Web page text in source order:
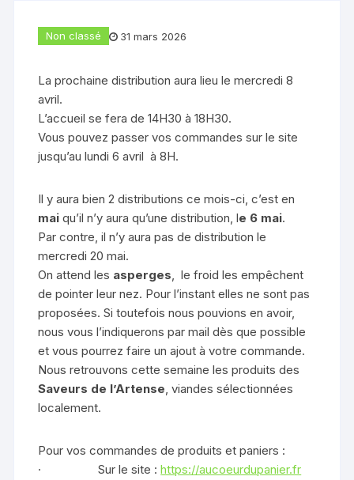
Non classé 31 mars 2026
La prochaine distribution aura lieu le mercredi 8
avril.
L’accueil se fera de 14H30 à 18H30.
Vous pouvez passer vos commandes sur le site
jusqu’au lundi 6 avril à 8H.
Il y aura bien 2 distributions ce mois-ci, c’est en
maiqu’il n’y aura qu’une distribution, le 6 mai.
Par contre, il n’y aura pas de distribution le
mercredi 20 mai.
On attend les asperges, le froid les empêchent
de pointer leur nez. Pour l’instant elles ne sont pas
proposées. Si toutefois nous pouvions en avoir,
nous vous l’indiquerons par mail dès que possible
et vous pourrez faire un ajout à votre commande.
Nous retrouvons cette semaine les produits des
Saveurs de l’Artense, viandes sélectionnées
localement.
Pour vos commandes de produits et paniers :
· Sur le site :https://aucoeurdupanier.fr